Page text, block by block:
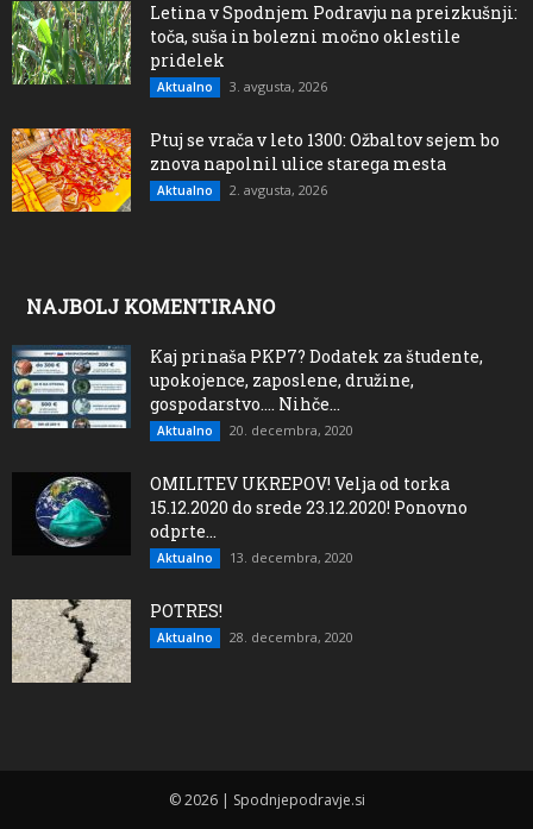
Letina v Spodnjem Podravju na preizkušnji:
toča, suša in bolezni močno oklestile
pridelek
Aktualno 3. avgusta, 2026
Ptuj se vrača v leto 1300: Ožbaltov sejem bo
znova napolnil ulice starega mesta
Aktualno 2. avgusta, 2026
NAJBOLJ KOMENTIRANO
Kaj prinaša PKP7? Dodatek za študente,
upokojence, zaposlene, družine,
gospodarstvo…. Nihče...
Aktualno 20. decembra, 2020
OMILITEV UKREPOV! Velja od torka
15.12.2020 do srede 23.12.2020! Ponovno
odprte...
Aktualno 13. decembra, 2020
POTRES!
Aktualno 28. decembra, 2020
© 2026 | Spodnjepodravje.si